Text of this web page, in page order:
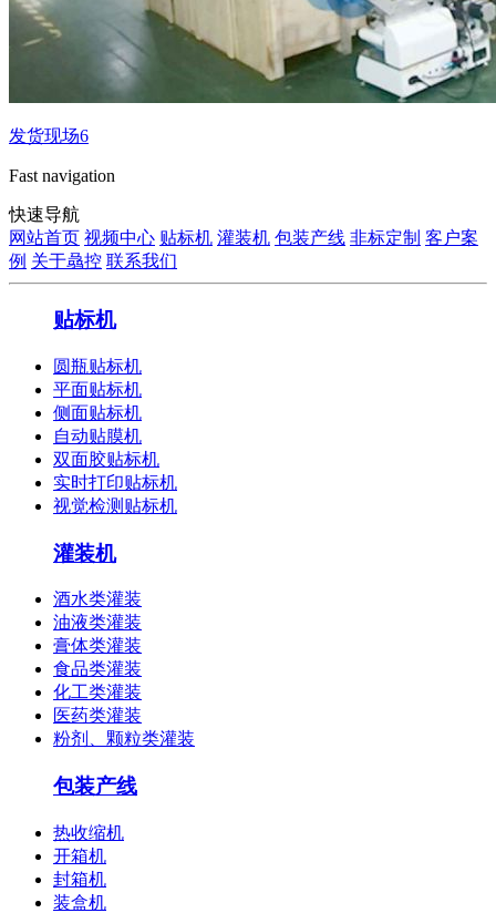
发货现场6
Fast navigation
快速导航
网站首页 视频中心 贴标机 灌装机 包装产线 非标定制 客户案
例 关于骉控 联系我们
贴标机
圆瓶贴标机
平面贴标机
侧面贴标机
自动贴膜机
双面胶贴标机
实时打印贴标机
视觉检测贴标机
灌装机
酒水类灌装
油液类灌装
膏体类灌装
食品类灌装
化工类灌装
医药类灌装
粉剂、颗粒类灌装
包装产线
热收缩机
开箱机
封箱机
装盒机